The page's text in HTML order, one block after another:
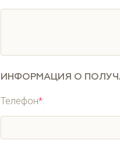
ИНФОРМАЦИЯ О
Телефон*: